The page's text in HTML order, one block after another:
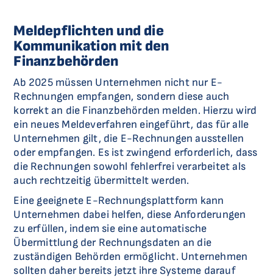
Meldepflichten und die
Kommunikation mit den
Finanzbehörden
Ab 2025 müssen Unternehmen nicht nur E-
Rechnungen empfangen, sondern diese auch
korrekt an die Finanzbehörden melden. Hierzu wird
ein neues Meldeverfahren eingeführt, das für alle
Unternehmen gilt, die E-Rechnungen ausstellen
oder empfangen. Es ist zwingend erforderlich, dass
die Rechnungen sowohl fehlerfrei verarbeitet als
auch rechtzeitig übermittelt werden.
Eine geeignete E-Rechnungsplattform kann
Unternehmen dabei helfen, diese Anforderungen
zu erfüllen, indem sie eine automatische
Übermittlung der Rechnungsdaten an die
zuständigen Behörden ermöglicht. Unternehmen
sollten daher bereits jetzt ihre Systeme darauf